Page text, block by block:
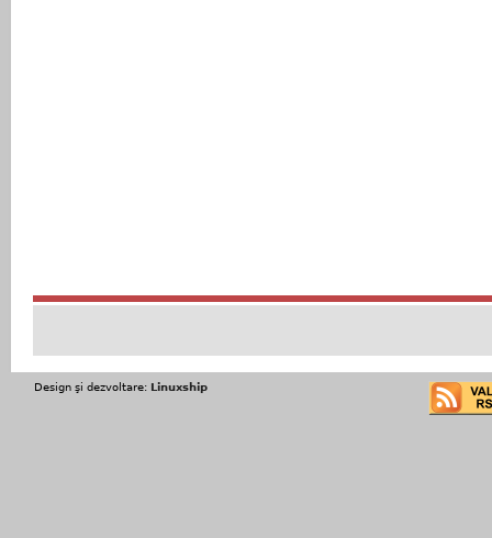
Design şi dezvoltare: Linuxship